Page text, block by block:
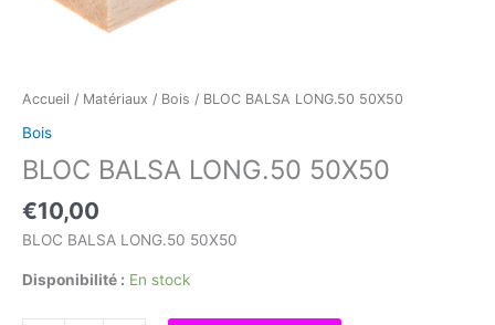
Accueil / Matériaux / Bois / BLOC BALSA LONG.50 50X50
Bois
BLOC BALSA LONG.50 50X50
€10,00
BLOC BALSA LONG.50 50X50
Disponibilité : En stock